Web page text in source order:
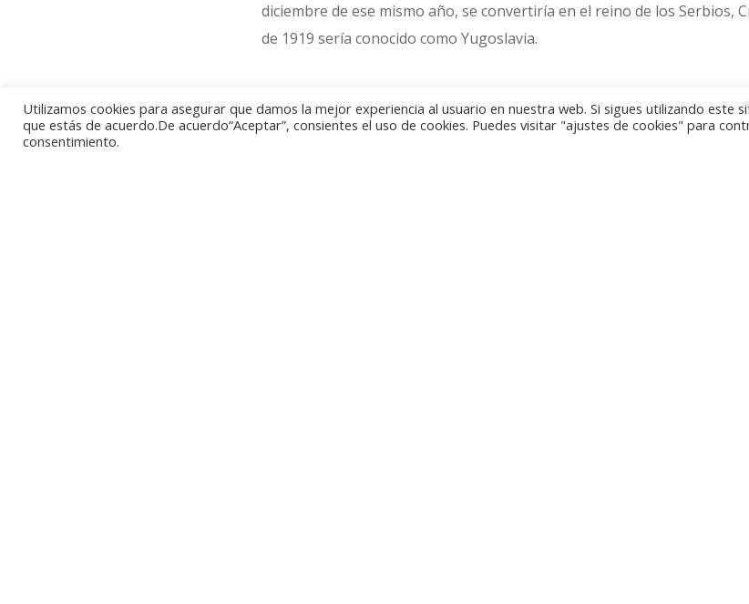
diciembre de ese mismo año, se convertiría en el reino de los Serbios,
de 1919 sería conocido como Yugoslavia.
para coleccionistas, en oro, plata y metal base, todas ellas con el
Utilizamos cookies para asegurar que damos la mejor experiencia al usuario en nuestra web. Si sigues utilizando este
que estás de acuerdo.De acuerdo“Aceptar”, consientes el uso de cookies. Puedes visitar "ajustes de cookies" para
consentimiento.